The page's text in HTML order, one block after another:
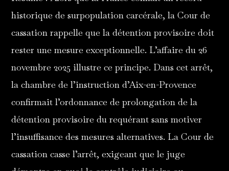
historique de surpopulation carcérale, la Cour de
cassation rappelle que la détention provisoire doit
rester une mesure exceptionnelle. L’affaire du 26
novembre 2025 illustre ce principe. Dans cet arrêt,
la chambre de l’instruction d’Aix-en-Provence
confirmait l’ordonnance de prolongation de la
détention provisoire du requérant sans motiver
l’insuffisance des mesures alternatives. La Cour de
cassation casse l’arrêt, exigeant que le juge